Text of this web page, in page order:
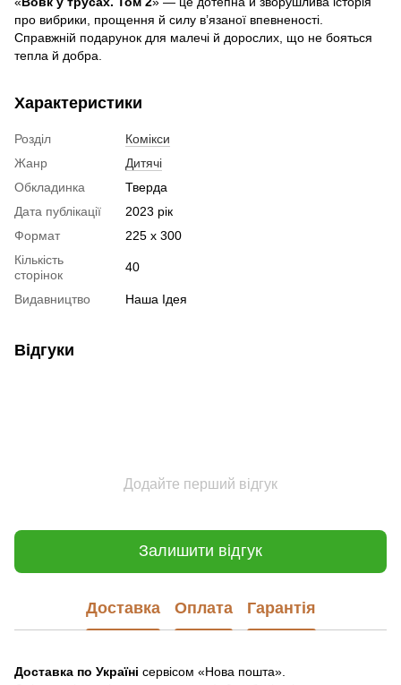
про вибрики, прощення й силу в’язаної впевненості.
Справжній подарунок для малечі й дорослих, що не бояться
тепла й добра.
Характеристики
Розділ
Комікси
Жанр
Дитячі
Обкладинка
Тверда
Дата публікації
2023 рік
Формат
225 x 300
Кількість
сторінок
40
Видавництво Наша Ідея
Відгуки
Додайте перший відгук
Залишити відгук
Доставка Оплата Гарантія
Доставка по Україні сервісом «Нова пошта».